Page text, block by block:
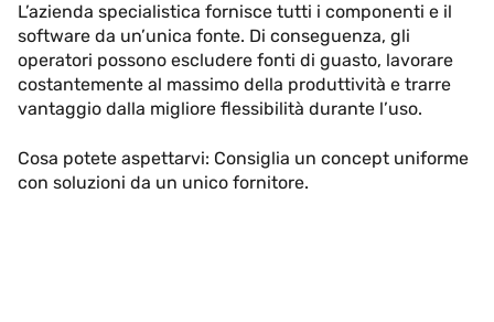
L’azienda specialistica fornisce tutti i componenti e il
software da un’unica fonte. Di conseguenza, gli
operatori possono escludere fonti di guasto, lavorare
costantemente al massimo della produttività e trarre
vantaggio dalla migliore flessibilità durante l’uso.
Cosa potete aspettarvi: Consiglia un concept uniforme
con soluzioni da un unico fornitore.